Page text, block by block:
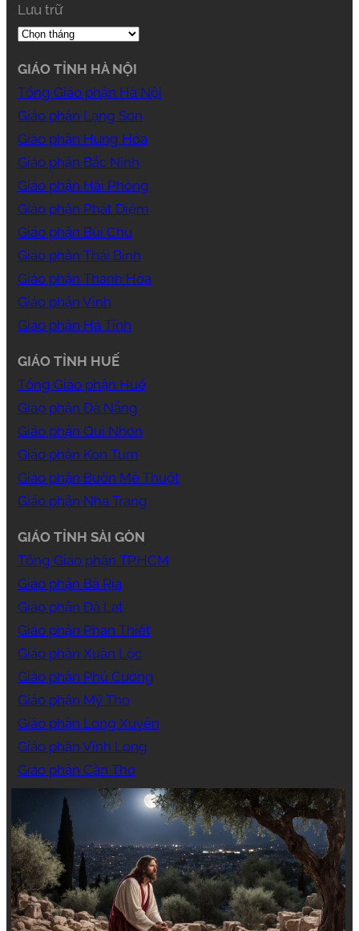
Lưu trữ
GIÁO TỈNH HÀ NỘI
Tổng Giáo phận Hà Nội
Giáo phận Lạng Sơn
Giáo phận Hưng Hóa
Giáo phận Bắc Ninh
Giáo phận Hải Phòng
Giáo phận Phát Diệm
Giáo phận Bùi Chu
Giáo phận Thái Bình
Giáo phận Thanh Hóa
Giáo phận Vinh
Giáo phận Hà Tĩnh
GIÁO TỈNH HUẾ
Tổng Giáo phận Huế
Giáo phận Đà Nẵng
Giáo phận Qui Nhơn
Giáo phận Kon Tum
Giáo phận Buôn Mê Thuột
Giáo phận Nha Trang
GIÁO TỈNH SÀI GÒN
Tổng Giáo phận TP.HCM
Giáo phận Bà Rịa
Giáo phận Đà Lạt
Giáo phận Phan Thiết
Giáo phận Xuân Lộc
Giáo phận Phú Cường
Giáo phận Mỹ Tho
Giáo phận Long Xuyên
Giáo phận Vĩnh Long
Giáo phận Cần Thơ